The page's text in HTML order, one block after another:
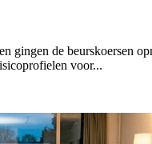
gingen de beurskoersen
voor...